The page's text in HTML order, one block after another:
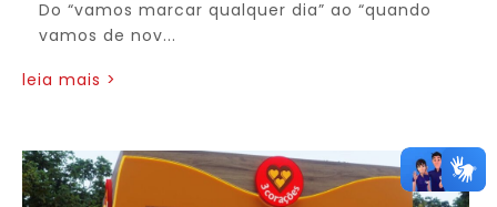
Do “vamos marcar qualquer dia” ao “quando
vamos de nov...
leia mais >